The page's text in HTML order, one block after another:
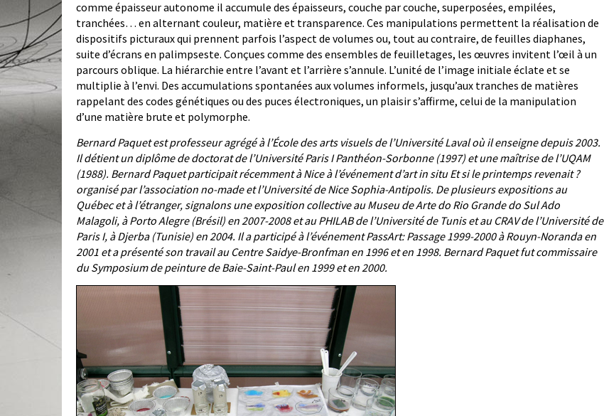
comme épaisseur autonome il accumule des épaisseurs, couche par couche, superposées, empilées,
tranchées… en alternant couleur, matière et transparence. Ces manipulations permettent la réalisation de
dispositifs picturaux qui prennent parfois l’aspect de volumes ou, tout au contraire, de feuilles diaphanes,
suite d’écrans en palimpseste. Conçues comme des ensembles de feuilletages, les œuvres invitent l’œil à un
parcours oblique. La hiérarchie entre l’avant et l’arrière s’annule. L’unité de l’image initiale éclate et se
multiplie à l’envi. Des accumulations spontanées aux volumes informels, jusqu’aux tranches de matières
rappelant des codes génétiques ou des puces électroniques, un plaisir s’affirme, celui de la manipulation
d’une matière brute et polymorphe.
Bernard Paquet est professeur agrégé à l’École des arts visuels de l’Université Laval où il enseigne depuis 2003.
Il détient un diplôme de doctorat de l’Université Paris I Panthéon-Sorbonne (1997) et une maîtrise de l’UQAM
(1988). Bernard Paquet participait récemment à Nice à l’événement d’art in situ Et si le printemps revenait ?
organisé par l’association no-made et l’Université de Nice Sophia-Antipolis. De plusieurs expositions au
Québec et à l’étranger, signalons une exposition collective au Museu de Arte do Rio Grande do Sul Ado
Malagoli, à Porto Alegre (Brésil) en 2007-2008 et au PHILAB de l’Université de Tunis et au CRAV de l’Université de
Paris I, à Djerba (Tunisie) en 2004. Il a participé à l’événement PassArt: Passage 1999-2000 à Rouyn-Noranda en
2001 et a présenté son travail au Centre Saidye-Bronfman en 1996 et en 1998. Bernard Paquet fut commissaire
du Symposium de peinture de Baie-Saint-Paul en 1999 et en 2000.